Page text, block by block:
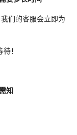
们的客服会立即为
！
知